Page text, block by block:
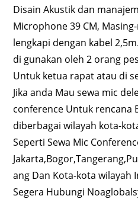
Disain Akustik dan
Microphone 39 CM,
lengkapi dengan kabel
di gunakan oleh 2 orang
Untuk ketua rapat atau di
Jika anda Mau sewa mic
conference Untuk rencana
diberbagai wilayah kota-
Seperti Sewa Mic
ang Dan Kota-kota wilayah
Segera Hubungi